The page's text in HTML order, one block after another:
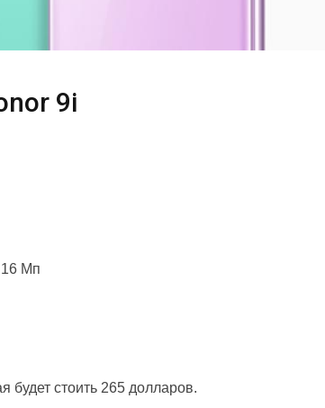
9i
Мп
будет стоить 265 долларов.